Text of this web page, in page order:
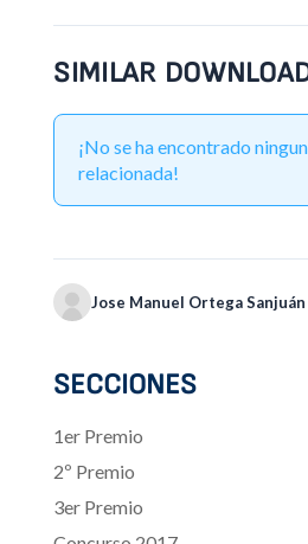
SIMILAR
¡No se ha encontrado
relacionada!
Jose Manuel Ortega Sanjuán
SECCIONES
1er Premio
2º Premio
3er Premio